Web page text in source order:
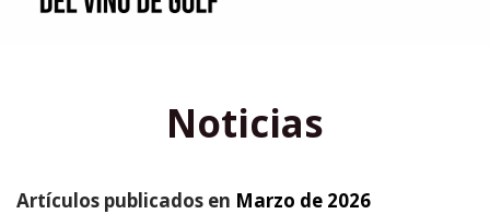
Noticias
Artículos publicados en Marzo de 2026